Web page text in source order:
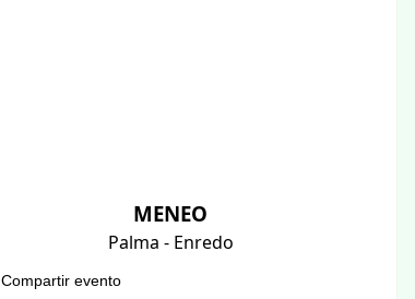
MENEO
Palma - Enredo
Compartir evento